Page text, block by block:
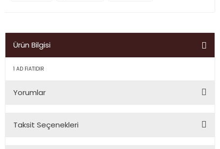
Ürün Bilgisi
1 AD FİATIDIR
Yorumlar
Taksit Seçenekleri